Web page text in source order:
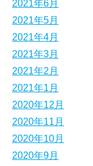
2021年6月
2021年5月
2021年4月
2021年3月
2021年2月
2021年1月
2020年12月
2020年11月
2020年10月
2020年9月